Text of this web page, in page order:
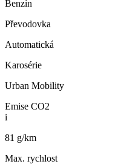
Benzín
Převodovka
Automatická
Karosérie
Urban Mobility
Emise CO2
i
81 g/km
Max. rychlost